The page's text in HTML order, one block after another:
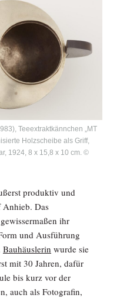
Teeextraktkännchen „MT
Holzscheibe als Griff,
1924, 8 x 15,8 x 10 cm. ©
produktiv und
Anhieb. Das
ihr
und Ausführung
Bauhäuslerin wurde sie
mit 30 Jahren, dafür
bis kurz vor der
auch als Fotografin,